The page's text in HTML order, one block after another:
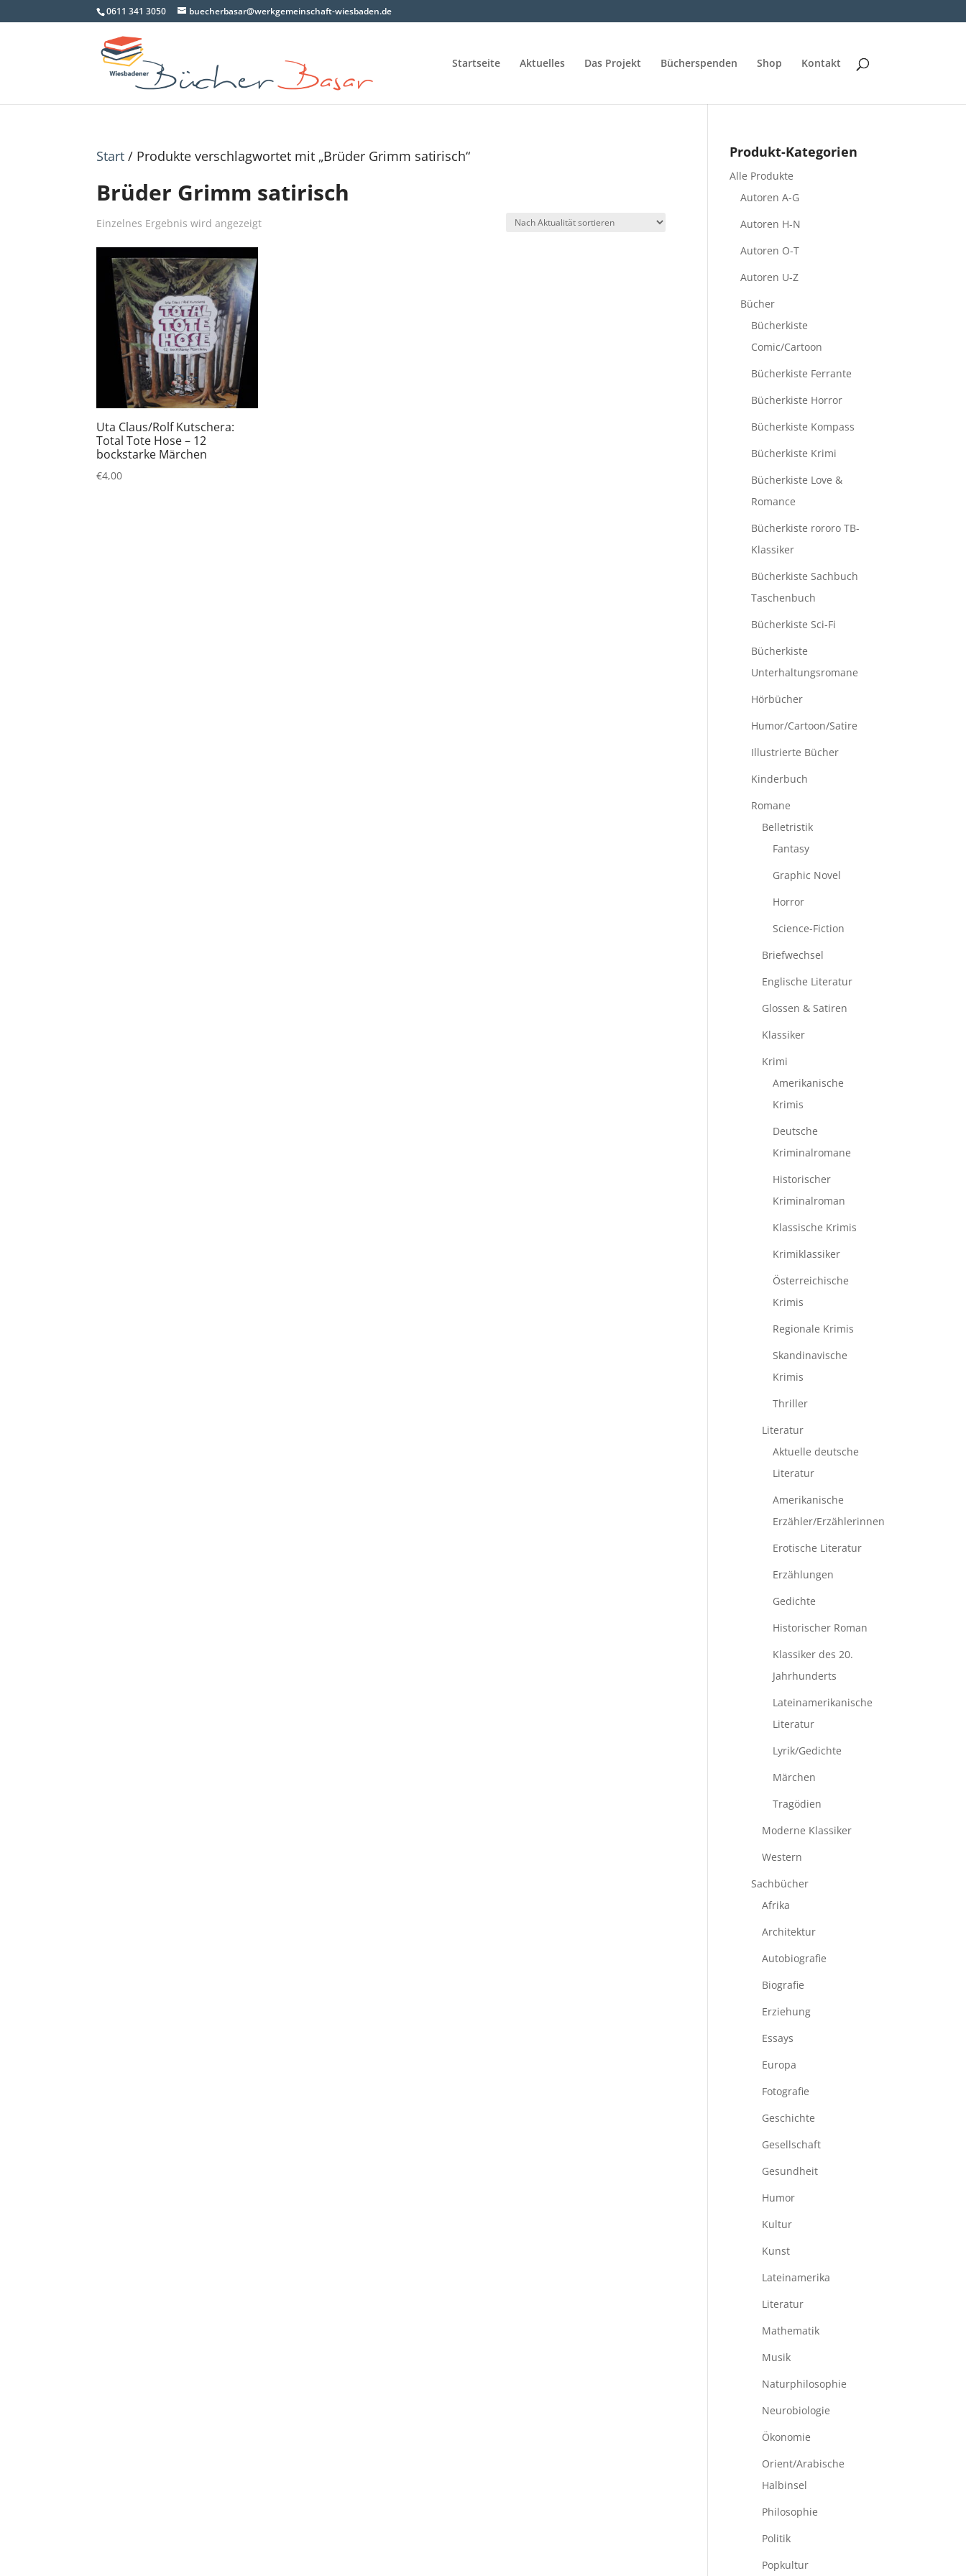
0611 341 3050 buecherbasar@werkgemeinschaft-wiesbaden.de
Startseite Aktuelles Das Projekt Bücherspenden Shop Kontakt
Start / Produkte verschlagwortet mit „Brüder Grimm satirisch“
Brüder Grimm satirisch
Einzelnes Ergebnis wird angezeigt
Uta Claus/Rolf Kutschera:
Total Tote Hose – 12
bockstarke Märchen
€4,00
Produkt-Kategorien
Alle Produkte
Autoren A-G
Autoren H-N
Autoren O-T
Autoren U-Z
Bücher
Bücherkiste
Comic/Cartoon
Bücherkiste Ferrante
Bücherkiste Horror
Bücherkiste Kompass
Bücherkiste Krimi
Bücherkiste Love &
Romance
Bücherkiste rororo TB-
Klassiker
Bücherkiste Sachbuch
Taschenbuch
Bücherkiste Sci-Fi
Bücherkiste
Unterhaltungsromane
Hörbücher
Humor/Cartoon/Satire
Illustrierte Bücher
Kinderbuch
Romane
Belletristik
Fantasy
Graphic Novel
Horror
Science-Fiction
Briefwechsel
Englische Literatur
Glossen & Satiren
Klassiker
Krimi
Amerikanische
Krimis
Deutsche
Kriminalromane
Historischer
Kriminalroman
Klassische Krimis
Krimiklassiker
Österreichische
Krimis
Regionale Krimis
Skandinavische
Krimis
Thriller
Literatur
Aktuelle deutsche
Literatur
Amerikanische
Erzähler/Erzählerinnen
Erotische Literatur
Erzählungen
Gedichte
Historischer Roman
Klassiker des 20.
Jahrhunderts
Lateinamerikanische
Literatur
Lyrik/Gedichte
Märchen
Tragödien
Moderne Klassiker
Western
Sachbücher
Afrika
Architektur
Autobiografie
Biografie
Erziehung
Essays
Europa
Fotografie
Geschichte
Gesellschaft
Gesundheit
Humor
Kultur
Kunst
Lateinamerika
Literatur
Mathematik
Musik
Naturphilosophie
Neurobiologie
Ökonomie
Orient/Arabische
Halbinsel
Philosophie
Politik
Popkultur